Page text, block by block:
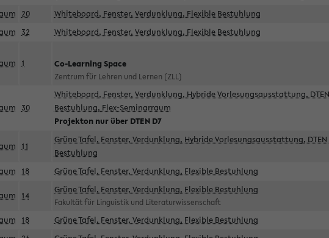
20 Whiteboard, Fenster, Verdunklung, Flexible Bestuhlung
32 Whiteboard, Fenster, Verdunklung, Flexible Bestuhlung
1 Co-Learning Space
Zentrum für Lehren und Lernen (ZLL)
30
Whiteboard, Fenster, Verdunklung, Hybride Vorlesungsausstattung,
Bestuhlung, Flex-Seminarraum
Projekton nur über DTEN D7
11
Grüne Tafel, Fenster, Verdunklung, Hybride Vorlesungsausstattung, DTEN
Bestuhlung
18 Grüne Tafel, Fenster, Verdunklung, Flexible Bestuhlung
14
Grüne Tafel, Fenster, Verdunklung, Flexible Bestuhlung
Fakultät für Linguistik und Literaturwissenschaft
18 Grüne Tafel, Fenster, Verdunklung, Flexible Bestuhlung